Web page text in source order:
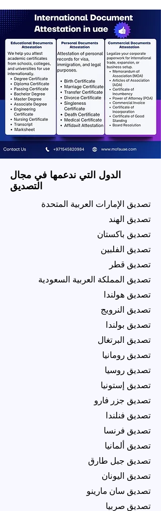
الدول التي ندعمها في مجال
التصديق
تصديق الإمارات العربية المتحدة
تصديق الهند
تصديق باكستان
تصديق الفلبين
تصديق قطر
تصديق المملكة العربية السعودية
تصديق هولندا
تصديق النرويج
تصديق بولندا
تصديق البرتغال
تصديق رومانيا
تصديق روسيا
تصديق إستونيا
تصديق جزر فارو
تصديق فنلندا
تصديق فرنسا
تصديق ألمانيا
تصديق جبل طارق
تصديق اليونان
تصديق سان مارينو
تصديق صربيا